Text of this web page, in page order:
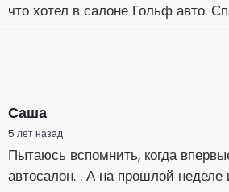
что хотел в салоне Гольф авто.
Саша
5 лет назад
Пытаюсь вспомнить, когда
автосалон. . А на прошлой неделе